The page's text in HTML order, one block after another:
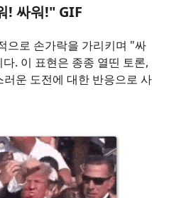
! 싸워!" GIF
으로 손가락을 가리키며 "싸
. 이 표현은 종종 열띤 토론,
운 도전에 대한 반응으로 사